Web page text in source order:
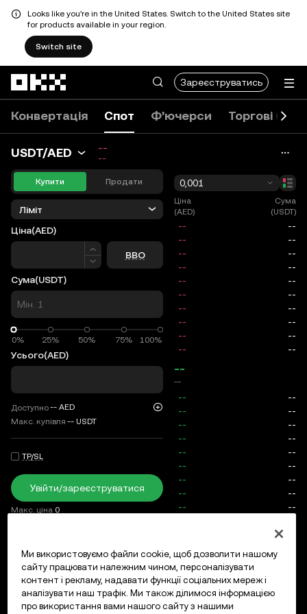
Looks like you're in the United States. Switch to the United States site
for products available in your region.
Switch site
Зареєструватись
Конвертація Спот Ф’ючерси Торгові боти
USDT/AED --
--
Купити Продати
Ліміт
Ціна(AED)
Ціна
BBO
Сума(USDT)
0% 25% 50% 75% 100%
0%
Усього(AED)
Доступно-- AED
Макс. купівля -- USDT
TP/SL
Увійти/зареєструватися
Макс. ціна 0
0,001
Ціна
(AED)
Сума
(USDT)
--
--
Відкриті ордери Історія ордерів Відкриті позиції
Ми використовуємо файли cookie, щоб дозволити нашому
сайту працювати належним чином, персоналізувати
контент і рекламу, надавати функції соціальних мереж і
аналізувати наш трафік. Ми також ділимося інформацією
про використання вами нашого сайту з нашими